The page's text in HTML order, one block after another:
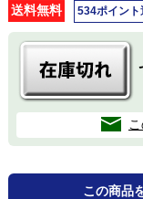
送料無料 534ポイント
この商品